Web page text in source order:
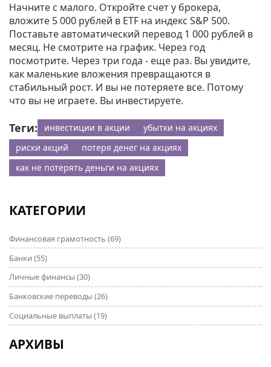
Начните с малого. Откройте счет у брокера,
вложите 5 000 рублей в ETF на индекс S&P 500.
Поставьте автоматический перевод 1 000 рублей в
месяц. Не смотрите на график. Через год
посмотрите. Через три года - еще раз. Вы увидите,
как маленькие вложения превращаются в
стабильный рост. И вы не потеряете все. Потому
что вы не играете. Вы инвестируете.
Теги: инвестиции в акции
убытки на акциях
риски акций
потеря денег на акциях
как не потерять деньги на акциях
КАТЕГОРИИ
Финансовая грамотность (69)
Банки (55)
Личные финансы (30)
Банковские переводы (26)
Социальные выплаты (19)
АРХИВЫ